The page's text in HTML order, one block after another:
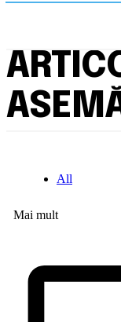
All
Mai mult